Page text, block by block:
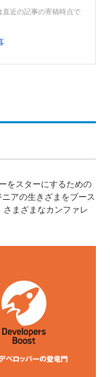
近の記事の寄稿時点で
をスターにするための
アの生きざまをブース
まざまなカンファレ